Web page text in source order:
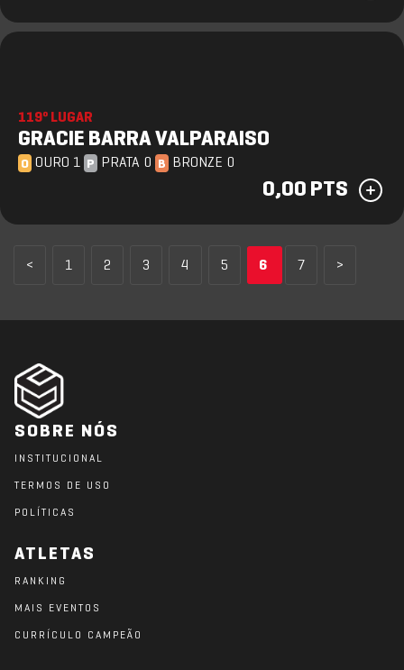
119º LUGAR
GRACIE BARRA VALPARAISO
O OURO 1 P PRATA 0 B BRONZE 0
0,00 PTS
< 1 2 3 4 5 6 7 >
SOBRE NÓS
INSTITUCIONAL
TERMOS DE USO
POLÍTICAS
ATLETAS
RANKING
MAIS EVENTOS
CURRÍCULO CAMPEÃO